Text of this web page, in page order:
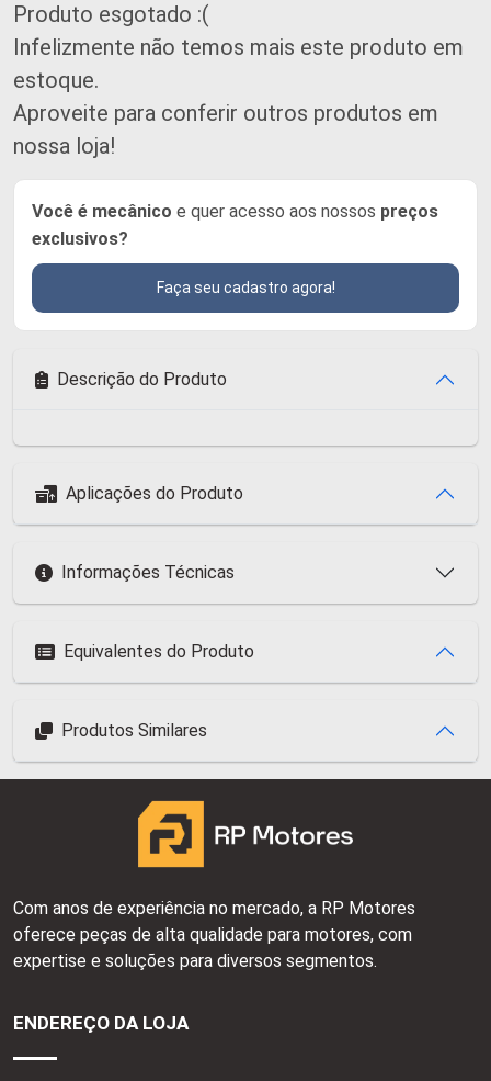
Produto esgotado :(
Infelizmente não temos mais este produto em
estoque.
Aproveite para conferir outros produtos em
nossa loja!
Você é mecânico e quer acesso aos nossos preços
exclusivos?
Faça seu cadastro agora!
Descrição do Produto
Aplicações do Produto
Informações Técnicas
Equivalentes do Produto
Produtos Similares
Com anos de experiência no mercado, a RP Motores
oferece peças de alta qualidade para motores, com
expertise e soluções para diversos segmentos.
ENDEREÇO DA LOJA